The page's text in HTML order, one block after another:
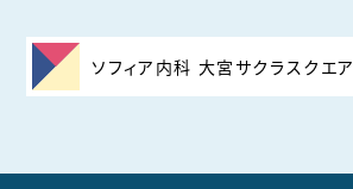
ソフィア内科 大宮サクラスクエア